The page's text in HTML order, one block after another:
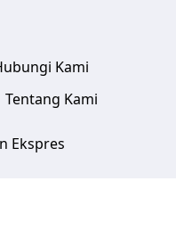
Kami
Tentang Kami
Ekspres